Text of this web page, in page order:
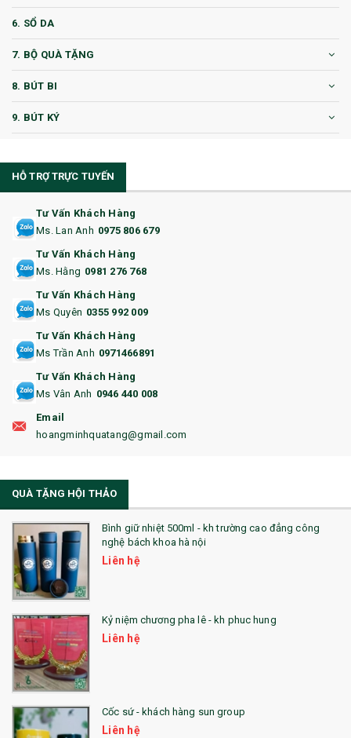
6. SỔ DA
7. BỘ QUÀ TẶNG
8. BÚT BI
9. BÚT KÝ
11. CỐC/BÌNH GIỮ NHIỆT
12. BÌNH NƯỚC
14. HỘP/VÍ ĐỰNG NAMECARD
15. BỘ BẤM MÓNG
16. BAO HỘ CHIẾU
18. ẤM CHÉN QUÀ TẶNG
19. ĐỒNG HỒ TREO TƯỜNG
22. ĐỒNG HỒ ĐỂ BÀN
23. QÙA TẶNG ĐỘC ĐÁO
24. QÙA TẶNG PHA LÊ
25. QUÀ TẶNG GLASSLOCK
26. QUÀ TẶNG LUMINARC
28. BỘ ĐỒ ĂN CAO CẤP
29. MÓC KHOÁ
31. TÚI VẢI KHÔNG DỆT
HỖ TRỢ TRỰC TUYẾN
Tư Vấn Khách Hàng
Ms. Lan Anh 0975 806 679
Tư Vấn Khách Hàng
Ms. Hằng 0981 276 768
Tư Vấn Khách Hàng
Ms Quyên 0355 992 009
Tư Vấn Khách Hàng
Ms Trần Anh 0971466891
Tư Vấn Khách Hàng
Ms Vân Anh 0946 440 008
Email
hoangminhquatang@gmail.com
QUÀ TẶNG HỘI THẢO
Bình giữ nhiệt 500ml - kh trường cao đẳng công
nghệ bách khoa hà nội
Liên hệ
Kỷ niệm chương pha lê - kh phuc hung
Liên hệ
Cốc sứ - khách hàng sun group
Liên hệ